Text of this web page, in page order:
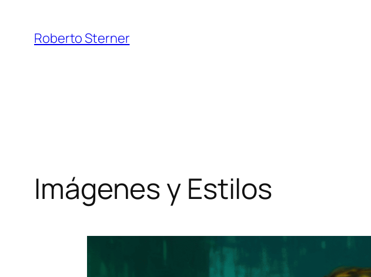
contenido
Roberto Sterner
Imágenes y Estilos